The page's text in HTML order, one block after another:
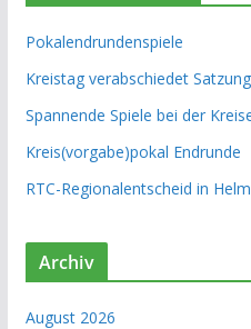
Pokalendrundenspiele
Kreistag verabschiedet
Spannende Spiele bei der
Kreis(vorgabe)pokal Endrunde
RTC-Regionalentscheid in
Archiv
August 2026